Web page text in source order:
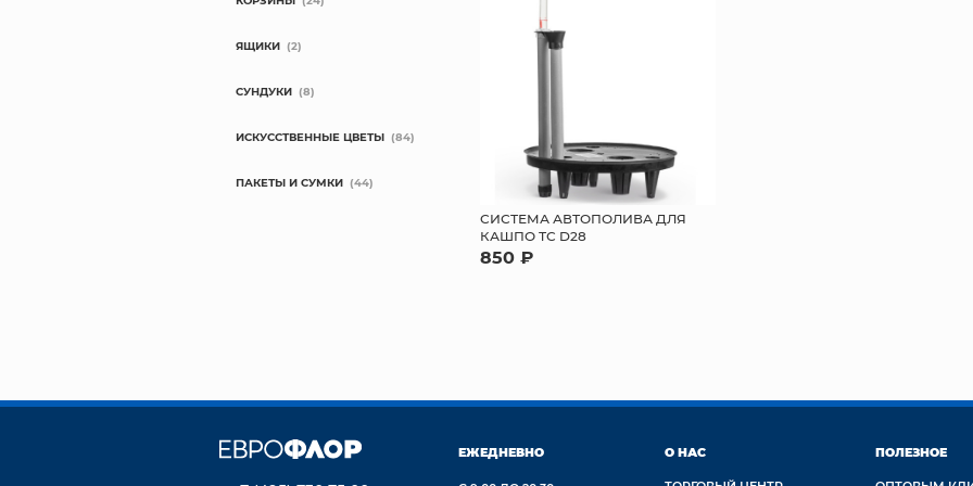
СИСТЕМА АВТОПОЛИВА ДЛЯ
КАШПО ТС D28
850 ₽
ЯЩИКИ (2)
СУНДУКИ (8)
ИСКУССТВЕННЫЕ ЦВЕТЫ (84)
ПАКЕТЫ И СУМКИ (44)
ЕЖЕДНЕВНО О НАС ПОЛЕЗНОЕ